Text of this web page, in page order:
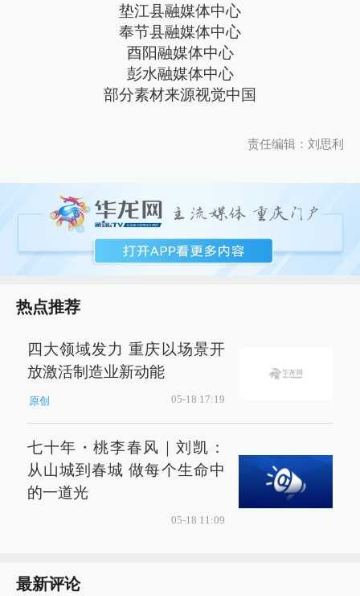
垫江县融媒体中心
奉节县融媒体中心
酉阳融媒体中心
彭水融媒体中心
部分素材来源视觉中国
责任编辑：刘思利
热点推荐
四大领域发力 重庆以场景开
放激活制造业新动能
原创 05-18 17:19
七十年・桃李春风｜刘凯：
从山城到春城 做每个生命中
的一道光
05-18 11:09
最新评论